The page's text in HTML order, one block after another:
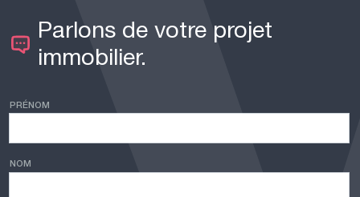
Parlons de votre projet
immobilier.
PRÉNOM
NOM